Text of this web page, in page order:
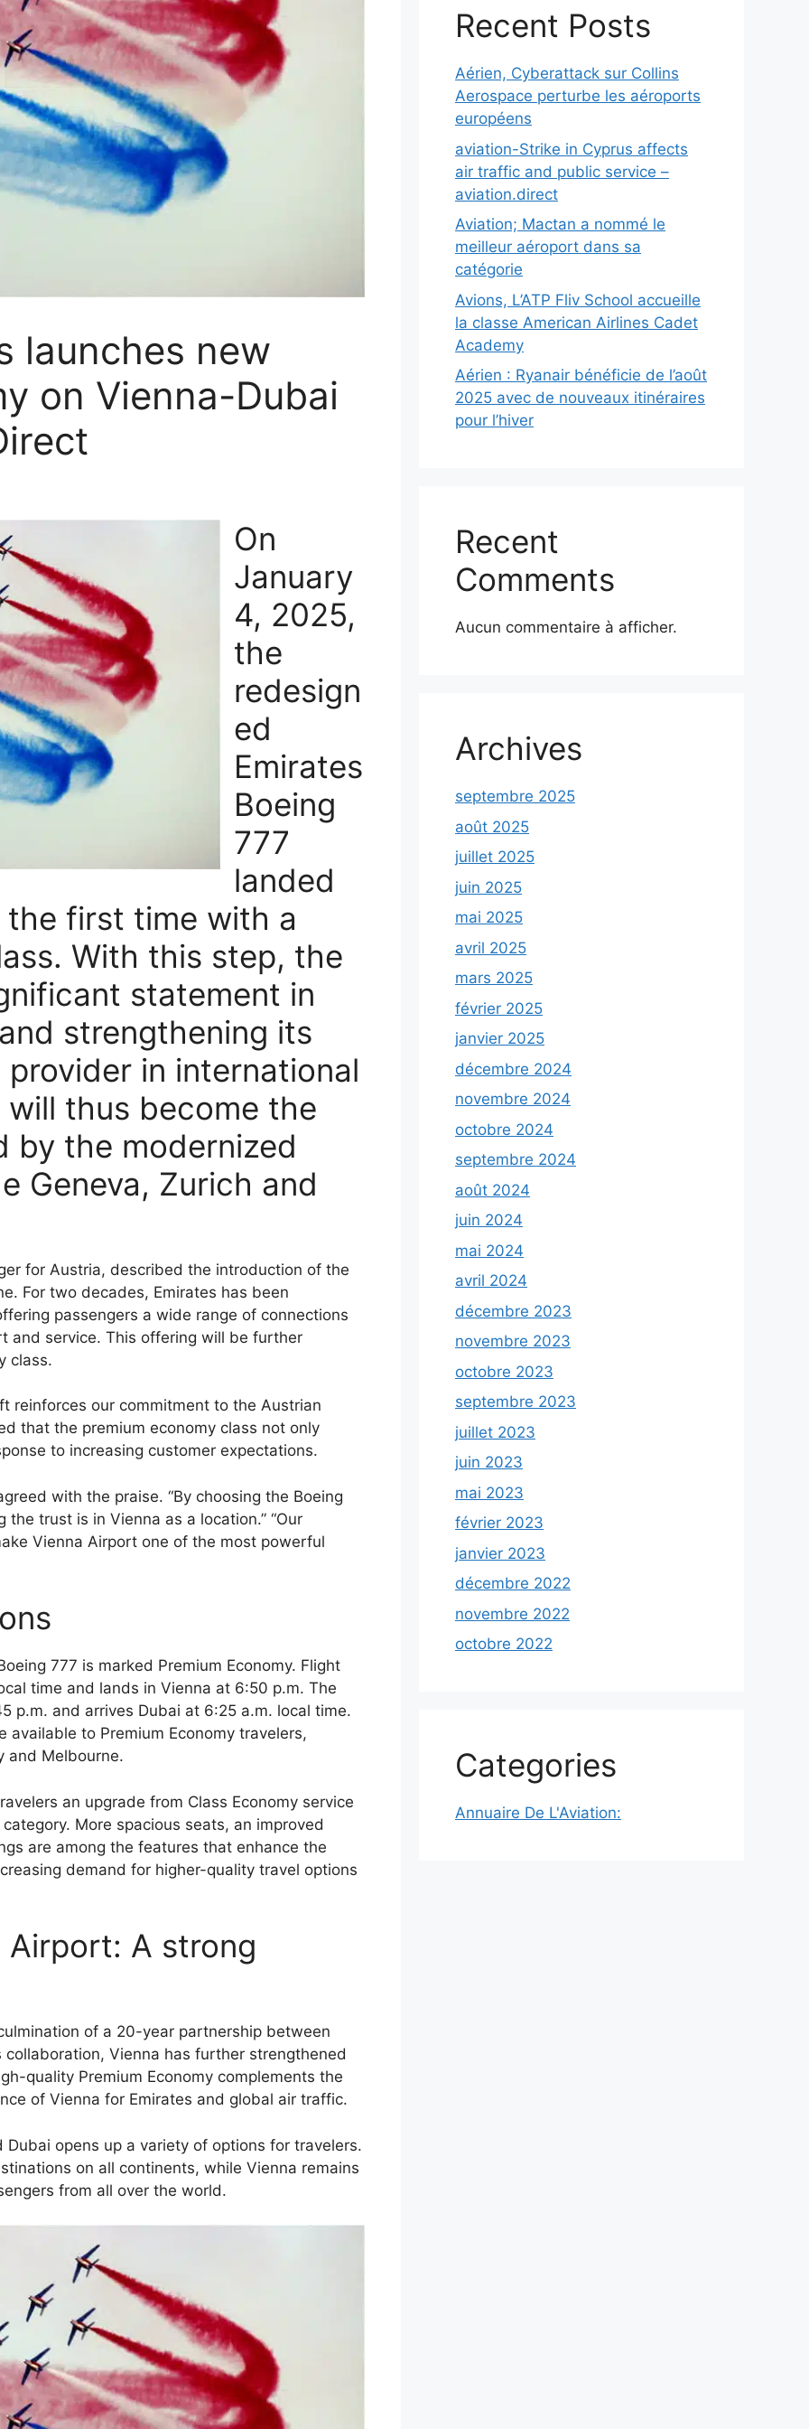
launches new
on Vienna-Dubai
On
January
4, 2025,
the
redesign
ed
Emirates
Boeing
777
landed
first time with a
With this step, the
statement in
strengthening its
in international
thus become the
by the modernized
Geneva, Zurich and
for Austria, described the introduction of the
For two decades, Emirates has been
passengers a wide range of connections
and service. This offering will be further
class.
reinforces our commitment to the Austrian
that the premium economy class not only
to increasing customer expectations.
with the praise. “By choosing the Boeing
trust is in Vienna as a location.” “Our
Vienna Airport one of the most powerful
777 is marked Premium Economy. Flight
time and lands in Vienna at 6:50 p.m. The
p.m. and arrives Dubai at 6:25 a.m. local time.
to Premium Economy travelers,
and Melbourne.
an upgrade from Class Economy service
More spacious seats, an improved
are among the features that enhance the
demand for higher-quality travel options
Airport: A strong
of a 20-year partnership between
Vienna has further strengthened
quality Premium Economy complements the
of Vienna for Emirates and global air traffic.
opens up a variety of options for travelers.
on all continents, while Vienna remains
from all over the world.
Recent Posts
Aérien, Cyberattack sur Collins
Aerospace perturbe les aéroports
européens
aviation-Strike in Cyprus affects
air traffic and public service –
aviation.direct
Aviation; Mactan a nommé le
meilleur aéroport dans sa
catégorie
Avions, L’ATP Fliv School accueille
la classe American Airlines Cadet
Academy
Aérien : Ryanair bénéficie de l’août
2025 avec de nouveaux itinéraires
pour l’hiver
Recent
Comments
Aucun commentaire à afficher.
Archives
septembre 2025
août 2025
juillet 2025
juin 2025
mai 2025
avril 2025
mars 2025
février 2025
janvier 2025
décembre 2024
novembre 2024
octobre 2024
septembre 2024
août 2024
juin 2024
mai 2024
avril 2024
décembre 2023
novembre 2023
octobre 2023
septembre 2023
juillet 2023
juin 2023
mai 2023
février 2023
janvier 2023
décembre 2022
novembre 2022
octobre 2022
Categories
Annuaire De L'Aviation: